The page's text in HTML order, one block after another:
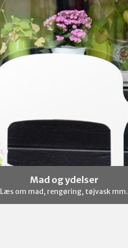
Mad og ydelser
Læs om mad, rengøring, tøjvask mm.